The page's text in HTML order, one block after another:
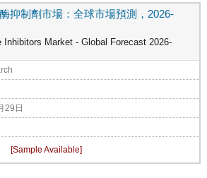
抑制劑市場：全球市場預測，2026-
Inhibitors Market - Global Forecast 2026-
29日